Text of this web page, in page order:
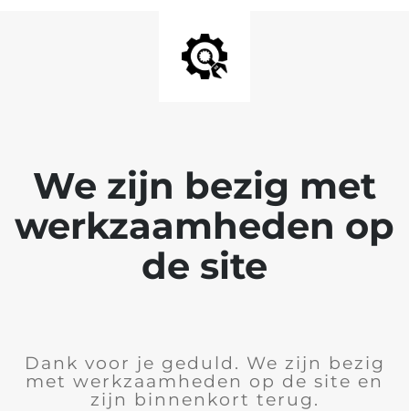
We zijn bezig met
werkzaamheden op
de site
Dank voor je geduld. We zijn bezig
met werkzaamheden op de site en
zijn binnenkort terug.